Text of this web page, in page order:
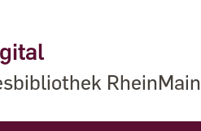
RheinMain